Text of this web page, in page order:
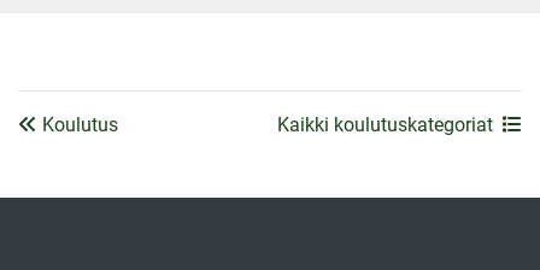
Koulutus Kaikki koulutuskategoriat